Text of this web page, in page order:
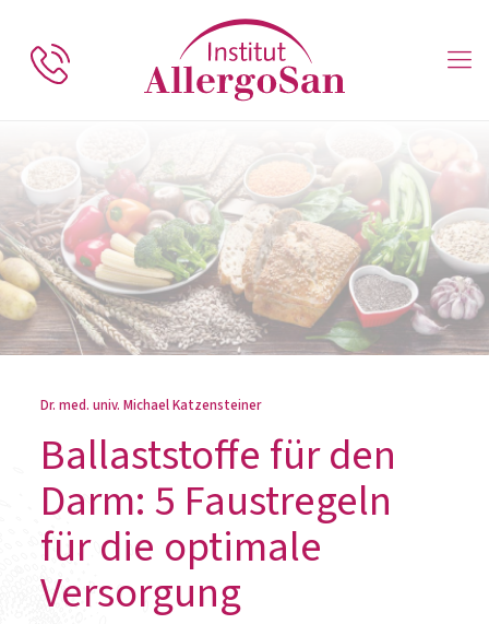
Dr. med. univ. Michael Katzensteiner
Ballaststoffe für den
Darm: 5 Faustregeln
für die optimale
Versorgung